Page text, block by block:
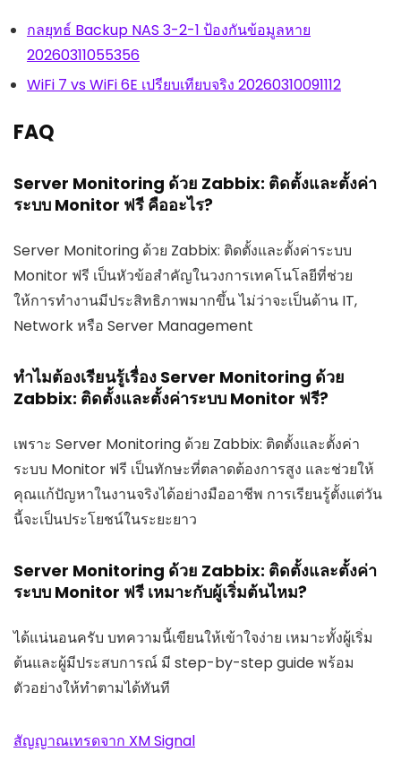
กลยุทธ์ Backup NAS 3-2-1 ป้องกันข้อมูลหาย
20260311055356
WiFi 7 vs WiFi 6E เปรียบเทียบจริง 20260310091112
FAQ
Server Monitoring ด้วย Zabbix: ติดตั้งและตั้งค่า
ระบบ Monitor ฟรี คืออะไร?
Server Monitoring ด้วย Zabbix: ติดตั้งและตั้งค่าระบบ
Monitor ฟรี เป็นหัวข้อสำคัญในวงการเทคโนโลยีที่ช่วย
ให้การทำงานมีประสิทธิภาพมากขึ้น ไม่ว่าจะเป็นด้าน IT,
Network หรือ Server Management
ทำไมต้องเรียนรู้เรื่อง Server Monitoring ด้วย
Zabbix: ติดตั้งและตั้งค่าระบบ Monitor ฟรี?
เพราะ Server Monitoring ด้วย Zabbix: ติดตั้งและตั้งค่า
ระบบ Monitor ฟรี เป็นทักษะที่ตลาดต้องการสูง และช่วยให้
คุณแก้ปัญหาในงานจริงได้อย่างมืออาชีพ การเรียนรู้ตั้งแต่วัน
นี้จะเป็นประโยชน์ในระยะยาว
Server Monitoring ด้วย Zabbix: ติดตั้งและตั้งค่า
ระบบ Monitor ฟรี เหมาะกับผู้เริ่มต้นไหม?
ได้แน่นอนครับ บทความนี้เขียนให้เข้าใจง่าย เหมาะทั้งผู้เริ่ม
ต้นและผู้มีประสบการณ์ มี step-by-step guide พร้อม
ตัวอย่างให้ทำตามได้ทันที
สัญญาณเทรดจาก XM Signal